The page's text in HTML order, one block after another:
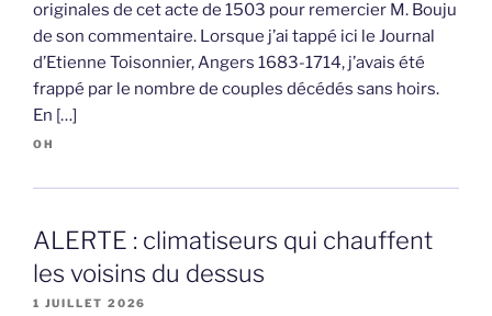
originales de cet acte de 1503 pour remercier M. Bouju
de son commentaire. Lorsque j’ai tappé ici le Journal
d’Etienne Toisonnier, Angers 1683-1714, j’avais été
frappé par le nombre de couples décédés sans hoirs.
En […]
OH
ALERTE : climatiseurs qui chauffent
les voisins du dessus
1 JUILLET 2026